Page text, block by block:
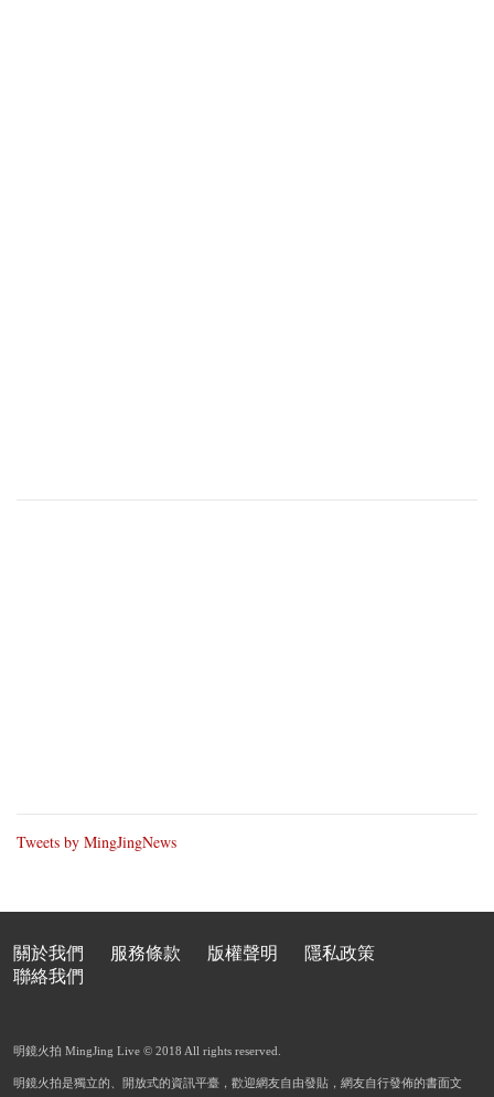
Tweets by MingJingNews
關於我們 服務條款 版權聲明
隱私政策
聯絡我們
明鏡火拍 MingJing Live © 2018 All rights reserved.
明鏡火拍是獨立的、開放式的資訊平臺，歡迎網友自由發貼，網友自行發佈的書面文